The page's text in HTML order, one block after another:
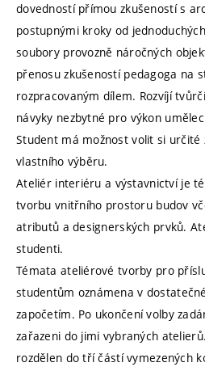
dovedností přímou zkušeností s
postupnými kroky od
soubory provozně náročných
přenosu zkušeností pedagoga na
rozpracovaným dílem. Rozvíjí
návyky nezbytné pro výkon
Student má možnost volit si určité
vlastního výběru.
Ateliér interiéru a výstavnictví je
tvorbu vnitřního prostoru budov
atributů a designerských prvků.
studenti.
Témata ateliérové tvorby pro
studentům oznámena v
započetím. Po ukončení volby
zařazeni do jimi vybraných
rozdělen do tří částí vymezených